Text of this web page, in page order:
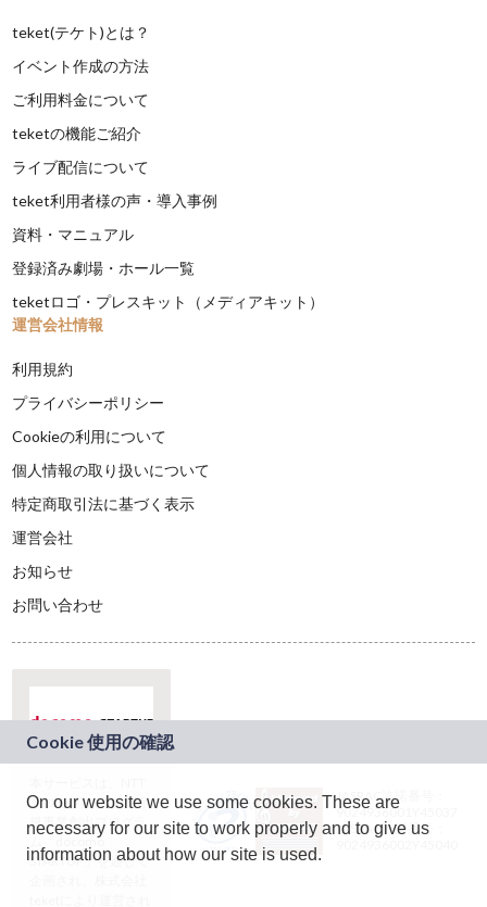
teket(テケト)とは？
イベント作成の方法
ご利用料金について
teketの機能ご紹介
ライブ配信について
teket利用者様の声・導入事例
資料・マニュアル
登録済み劇場・ホール一覧
teketロゴ・プレスキット（メディアキット）
運営会社情報
利用規約
プライバシーポリシー
Cookieの利用について
個人情報の取り扱いについて
特定商取引法に基づく表示
運営会社
お知らせ
お問い合わせ
ドコモグループの新
規事業創出プログラ
ム「docomo
STARTUP」を通じて
JASRAC許諾番号：
9024936001Y45037
JASRAC許諾番号：
On our website we use some cookies. These are
necessary for our site to work properly and to give us
information about how our site is used.